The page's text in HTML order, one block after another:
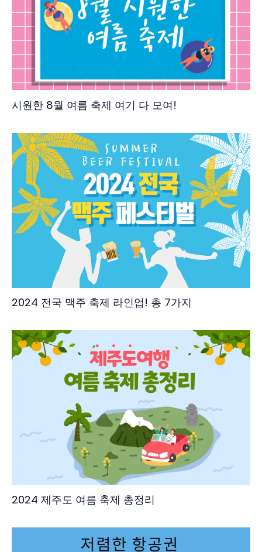
시원한 8월 여름 축제 여기 다 모여!
2024 전국 맥주 축제 라인업! 총 7가지
2024 제주도 여름 축제 총정리